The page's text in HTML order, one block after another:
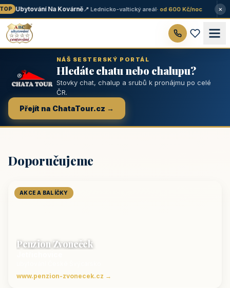
Ubytování Na Kovárně📍 Lednicko-valtický areál· od 600 Kč/noc ×
NÁŠ SESTERSKÝ PORTÁL
Hledáte chatu nebo chalupu?
Stovky chat, chalup a srubů k pronájmu po celé
ČR.
Přejít na ChataTour.cz →
Doporučujeme
AKCE A BALÍČKY
Penzion Zvoneček
www.penzion-zvonecek.cz →